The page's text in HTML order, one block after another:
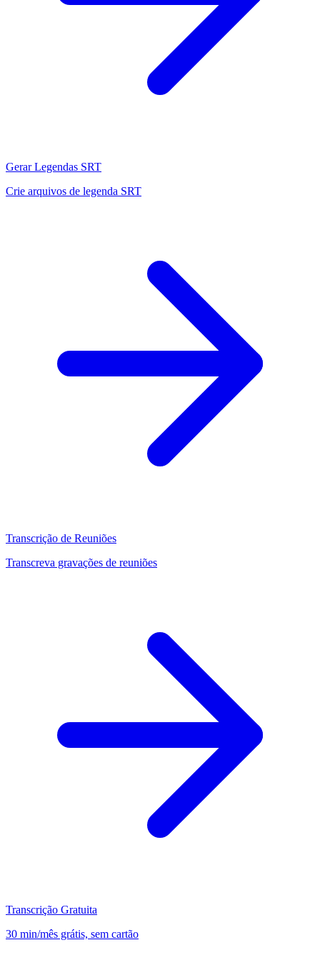
Gerar Legendas SRT
Crie arquivos de legenda SRT
Transcrição de Reuniões
Transcreva gravações de reuniões
Transcrição Gratuita
30 min/mês grátis, sem cartão